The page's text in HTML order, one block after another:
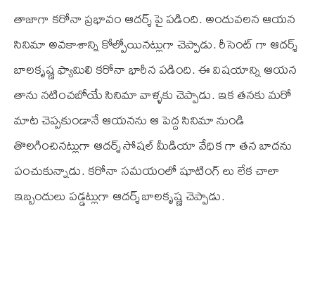
తాజాగా కరోనా ప్రభావం ఆదర్శ్ పై పడింది. అందువలన ఆయన
సినిమా అవకాశాన్ని కోల్పోయినట్లుగా చెప్పాడు. రీసెంట్ గా ఆదర్శ్
బాలకృష్ణ ఫ్యామిలి కరోనా భారీన పడింది. ఈ విషయాన్ని ఆయన
తాను నటించబోయే సినిమా వాళ్ళకు చెప్పాడు. ఇక తనకు మరో
మాట చెప్పకుండానే ఆయనను ఆ పెద్ద సినిమా నుండి
తొలగించినట్లుగా ఆదర్శ్ సోషల్ మీడియా వేధిక గా తన బాదను
పంచుకున్నాడు. కరోనా సమయంలో షూటింగ్ లు లేక చాలా
ఇబ్బందులు పడ్డట్లుగా ఆదర్శ్ బాలకృష్ణ చెప్పాడు.